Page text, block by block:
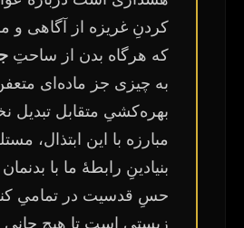
کردنِ غریزه از آگاهی و
که هرگاه بدن از ساحتِ
به چیزی جز ماده‌ای
بهره‌کشیِ متقابل تبدیل
مبارزه با این ابتذال،
بنیادینِ رابطهٔ ما با
حسِ قدسیت در تمامیِ
زیستی است تا هیچ جانی